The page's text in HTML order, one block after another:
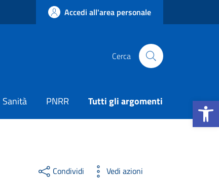
Apri la
Accedi all'area personale
Cerca
Sanità PNRR Tutti gli argomenti
Condividi Vedi azioni